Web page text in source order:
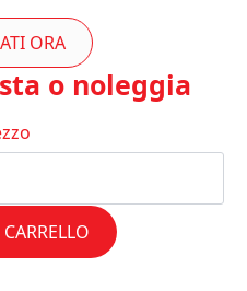
ORA
o noleggia